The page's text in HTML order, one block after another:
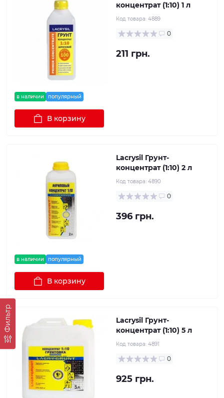
Фильтр
в наличии популярный
концентрат (1:10) 1 л
Код товара: 4889
0
211 грн.
В корзину
в наличии популярный
Lacrysil Грунт-
концентрат (1:10) 2 л
Код товара: 4890
0
396 грн.
В корзину
Lacrysil Грунт-
концентрат (1:10) 5 л
Код товара: 4891
0
925 грн.